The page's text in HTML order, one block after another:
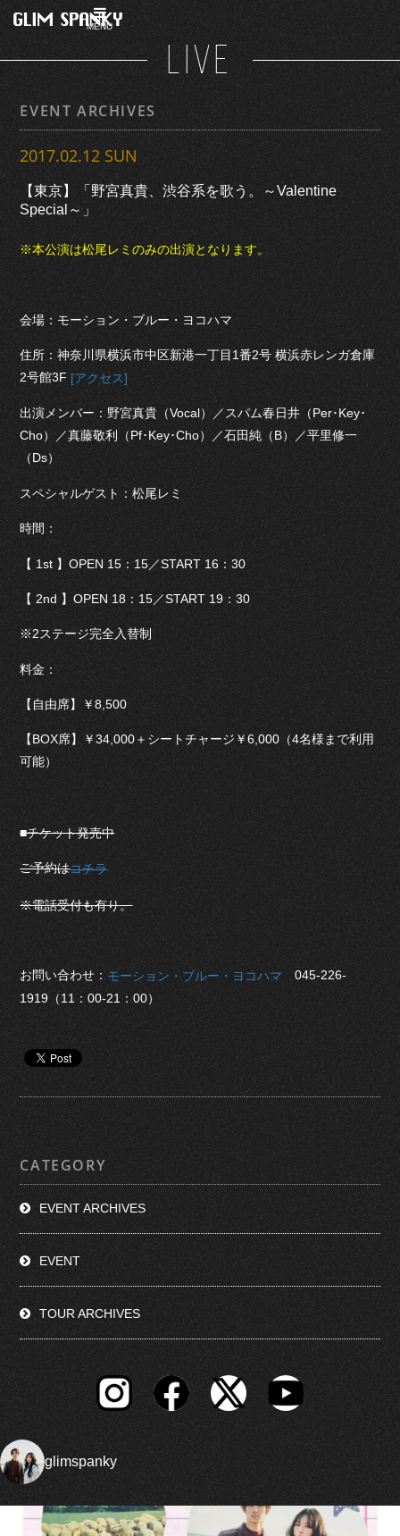
MENU
LIVE
EVENT ARCHIVES
2017.02.12 SUN
【東京】「野宮真貴、渋谷系を歌う。～Valentine
Special～」
※本公演は松尾レミのみの出演となります。
会場：モーション・ブルー・ヨコハマ
住所：神奈川県横浜市中区新港一丁目1番2号 横浜赤レンガ倉庫
2号館3F [アクセス]
出演メンバー：野宮真貴（Vocal）／スパム春日井（Per･Key･
Cho）／真藤敬利（Pf･Key･Cho）／石田純（B）／平里修一
（Ds）
スペシャルゲスト：松尾レミ
時間：
【 1st 】OPEN 15：15／START 16：30
【 2nd 】OPEN 18：15／START 19：30
※2ステージ完全入替制
料金：
【自由席】￥8,500
【BOX席】￥34,000＋シートチャージ￥6,000（4名様まで利用
可能）
■チケット発売中
ご予約はコチラ
※電話受付も有り。
お問い合わせ： モーション・ブルー・ヨコハマ 045-226-
1919（11：00-21：00）
CATEGORY
EVENT ARCHIVES
EVENT
TOUR ARCHIVES
glimspanky